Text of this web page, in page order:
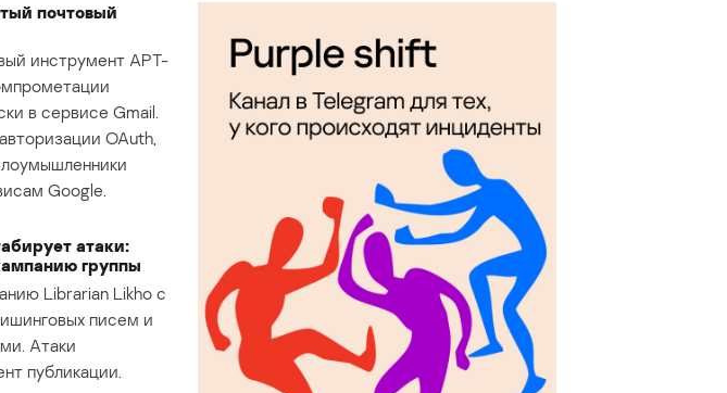
почтовый
инструмент APT-
в сервисе Gmail.
OAuth,
Google.
атаки:
группы
Librarian Likho с
писем и
Атаки
публикации.